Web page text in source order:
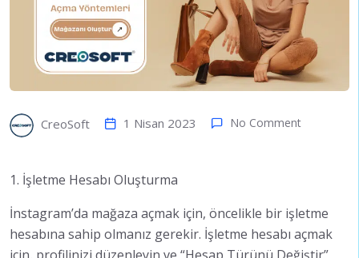
CreoSoft 1 Nisan 2023 No Comment
1. İşletme Hesabı Oluşturma
İnstagram’da mağaza açmak için, öncelikle bir işletme
hesabına sahip olmanız gerekir. İşletme hesabı açmak